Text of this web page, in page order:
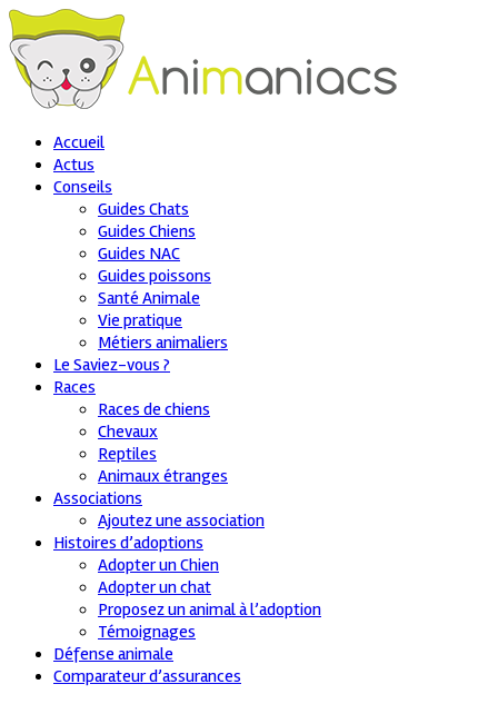
Accueil
Actus
Conseils
Guides Chats
Guides Chiens
Guides NAC
Guides poissons
Santé Animale
Vie pratique
Métiers animaliers
Le Saviez-vous ?
Races
Races de chiens
Chevaux
Reptiles
Animaux étranges
Associations
Ajoutez une association
Histoires d’adoptions
Adopter un Chien
Adopter un chat
Proposez un animal à l’adoption
Témoignages
Défense animale
Comparateur d’assurances